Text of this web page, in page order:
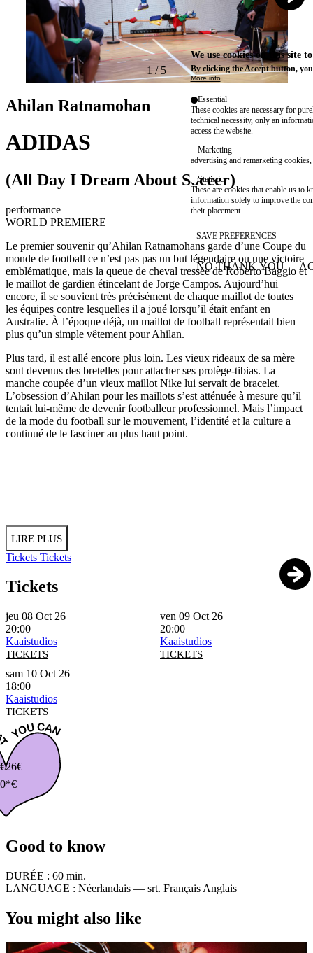
1 / 5
Ahilan Ratnamohan
ADIDAS
(All Day I Dream About Soccer)
performance
WORLD PREMIERE
Le premier souvenir qu’Ahilan Ratnamohans garde d’une Coupe du
monde de football ce n’est pas pas un but légendaire ou une victoire
emblématique, mais la queue de cheval tressée de Roberto Baggio et
le maillot de gardien étincelant de Jorge Campos. Aujourd’hui
encore, il se souvient très précisément de chaque maillot de toutes
les équipes contre lesquelles il a joué lorsqu’il était enfant en
Australie. À l’époque déjà, un maillot de football représentait bien
plus qu’un simple vêtement pour Ahilan.
Plus tard, il est allé encore plus loin. Les vieux rideaux de sa mère
sont devenus des bretelles pour attacher ses protège-tibias. La
manche coupée d’un vieux maillot Nike lui servait de bracelet.
L’obsession d’Ahilan pour les maillots s’est atténuée à mesure qu’il
tentait lui-même de devenir footballeur professionnel. Mais l’impact
de la mode du football sur le mouvement, l’identité et la culture a
continué de le fasciner au plus haut point.
LIRE PLUS
Tickets Tickets
Tickets
jeu 08 Oct 26
20:00
Kaaistudios
TICKETS
ven 09 Oct 26
20:00
Kaaistudios
TICKETS
sam 10 Oct 26
18:00
Kaaistudios
TICKETS
26€
Good to know
DURÉE : 60 min.
LANGUAGE : Néerlandais — srt. Français Anglais
You might also like
We use cookies on this site
By clicking the Accept button,
More info
Essential
These cookies are necessary for
technical necessity, only an
access the website.
Marketing
advertising and remarketing cookies,
Statistics
These are cookies that enable us to
information solely to improve the
their placement.
SAVE PREFERENCES
NO THANK YOU
WITHDRAW